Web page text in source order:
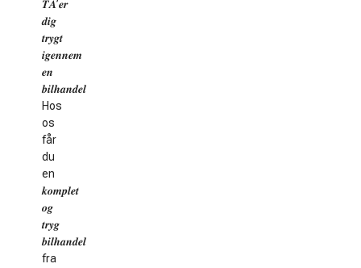
𝑻𝑨’𝒆𝒓
𝒅𝒊𝒈
𝒕𝒓𝒚𝒈𝒕
𝒊𝒈𝒆𝒏𝒏𝒆𝒎
𝒆𝒏
𝒃𝒊𝒍𝒉𝒂𝒏𝒅𝒆𝒍
Hos
os
får
du
en
𝒌𝒐𝒎𝒑𝒍𝒆𝒕
𝒐𝒈
𝒕𝒓𝒚𝒈
𝒃𝒊𝒍𝒉𝒂𝒏𝒅𝒆𝒍
fra